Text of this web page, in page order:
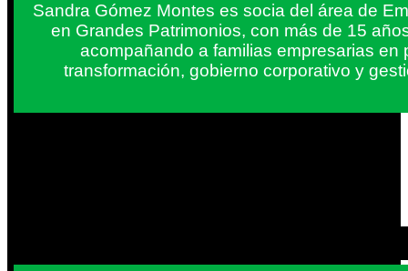
Sandra Gómez Montes es socia del área de
en Grandes Patrimonios, con más de 15
acompañando a familias empresarias en
transformación, gobierno corporativo y